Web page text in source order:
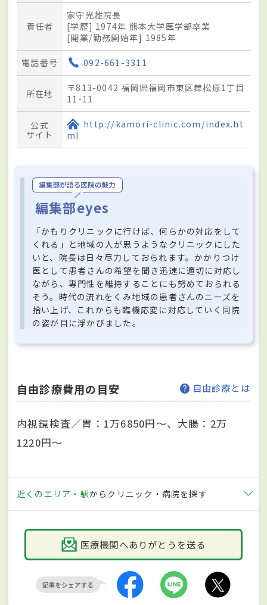
責任者
家守光雄院長
[学歴] 1974年 熊本大学医学部卒業
[開業/勤務開始年] 1985年
電話番号 092-661-3311
所在地
〒813-0042 福岡県福岡市東区舞松原1丁目
11-11
公式
サイト
http://kamori-clinic.com/index.ht
ml
編集部eyes
「かもりクリニックに行けば、何らかの対応をして
くれる」と地域の人が思うようなクリニックにした
いと、院長は日々尽力しておられます。かかりつけ
医として患者さんの希望を聞き迅速に適切に対応し
ながら、専門性を維持することにも努めておられる
そう。時代の流れをくみ地域の患者さんのニーズを
拾い上げ、これからも臨機応変に対応していく同院
の姿が目に浮かびました。
自由診療費用の目安 自由診療とは
内視鏡検査／胃：1万6850円～、大腸：2万
1220円～
近くのエリア・駅からクリニック・病院を探す
医療機関へありがとうを送る